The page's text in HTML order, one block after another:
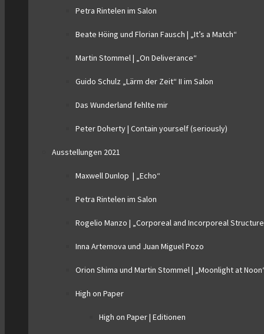
Petra Rintelen im Salon
Beate Höing und Florian Fausch | „It’s a Match“
Martin Stommel | „On Deliverance“
Guido Schulz „Lärm der Zeit“ II im Salon
Das Wunderland fehlte mir
Peter Doherty | Contain yourself (seriously)
Ausstellungen 2021
Maxwell Dunlop | „Echo“
Petra Rintelen im Salon
Rogelio Manzo | „Corporeal and Incorporeal
Inna Artemova und Juan Miguel Pozo
Orion Shima und Martin Stommel | „Moonlight at
High on Paper
High on Paper | Editionen